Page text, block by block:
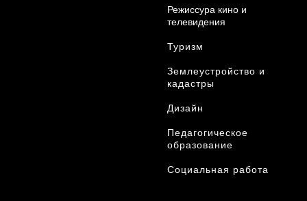
Режиссура кино и
телевидения
Туризм
Землеустройство и
кадастры
Дизайн
Педагогическое
образование
Социальная работа